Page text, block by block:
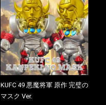
KUFC 49 悪魔将軍 原作 完璧の
マスク Ver.